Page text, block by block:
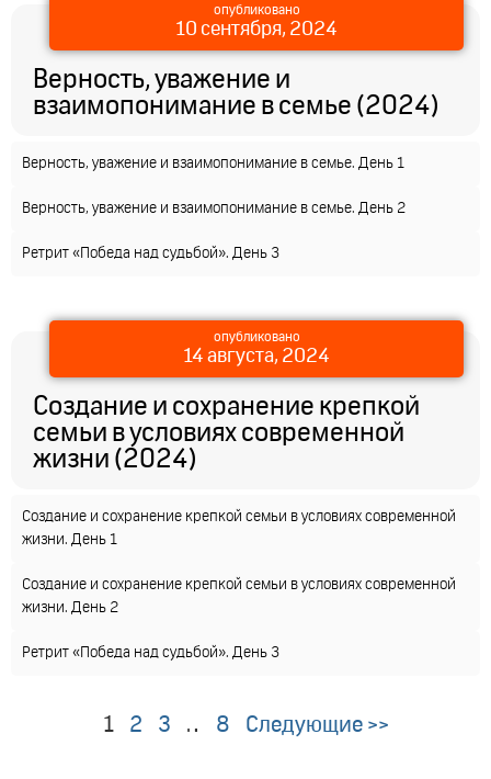
опубликовано
10 сентября, 2024
Верность, уважение и
взаимопонимание в семье (2024)
Верность, уважение и взаимопонимание в семье. День 1
Верность, уважение и взаимопонимание в семье. День 2
Ретрит «Победа над судьбой». День 3
опубликовано
14 августа, 2024
Создание и сохранение крепкой
семьи в условиях современной
жизни (2024)
Создание и сохранение крепкой семьи в условиях современной
жизни. День 1
Создание и сохранение крепкой семьи в условиях современной
жизни. День 2
Ретрит «Победа над судьбой». День 3
1 2 3 … 8 Следующие >>